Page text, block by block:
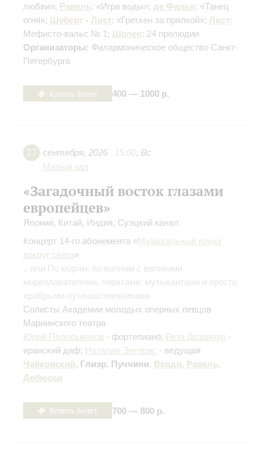
любви»; Равель: «Игра воды»; де Фалья: «Танец
огня»; Шуберт - Лист: «Гретхен за прялкой»; Лист:
Мефисто-вальс № 1; Шопен: 24 прелюдии
Организаторы: Филармоническое общество Санкт-
Петербурга
Купить билет 400 — 1000 р.
27 сентября, 2026 15:00, Вс
Малый зал
«Загадочный восток глазами
европейцев»
Япония, Китай, Индия, Суэцкий канал
Концерт 14-го абонемента «Музыкальный круиз
вокруг света»
...или По морям, по волнам с великими
мореплавателями, пиратами, музыкантами и просто
храбрыми путешественниками
Солисты Академии молодых оперных певцов
Мариинского театра
Юрий Полосьмаков - фортепиано; Реза Дезаипур -
иранский даф; Наталия Энтелис - ведущая
Чайковский, Глиэр, Пуччини, Верди, Равель,
Дебюсси
Купить билет 700 — 800 р.